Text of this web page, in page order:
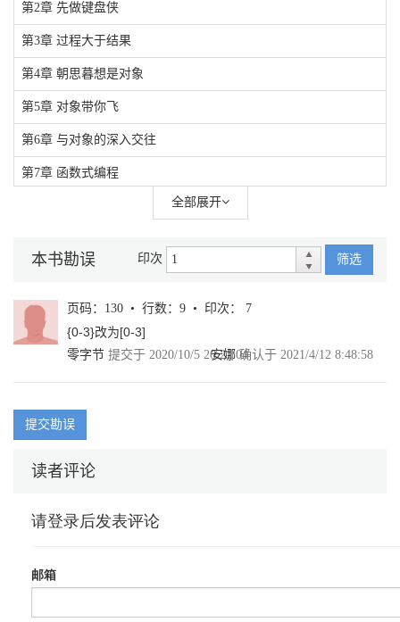
第2章 先做键盘侠
第3章 过程大于结果
第4章 朝思暮想是对象
第5章 对象带你飞
第6章 与对象的深入交往
第7章 函数式编程
全部展开
本书勘误 印次 筛选
页码：130 • 行数：9 • 印次： 7
{0-3}改为[0-3]
零字节 提交于 2020/10/5 20:21:04
安娜确认于 2021/4/12 8:48:58
提交勘误
读者评论